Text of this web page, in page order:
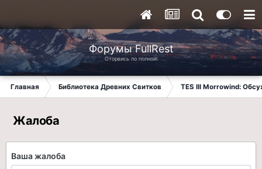
Форумы FullRest
Оторвись по полной!
Главная Библиотека Древних Свитков TES III Morrowind:
Жалоба
Ваша жалоба